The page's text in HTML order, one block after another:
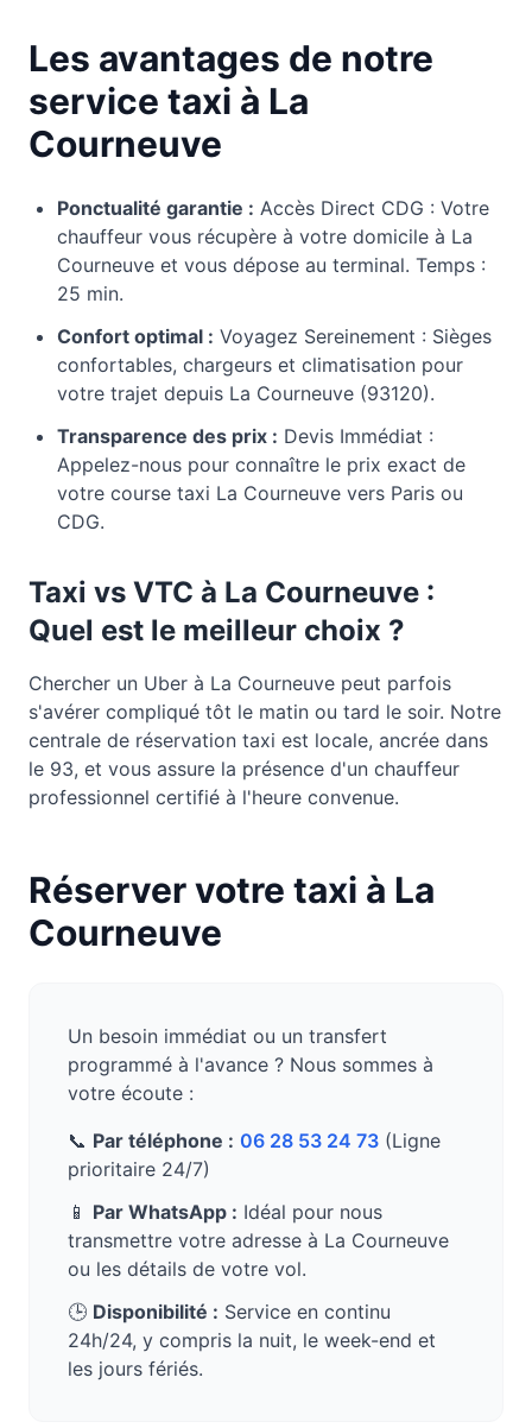
Les avantages de notre
service taxi à La
Courneuve
Ponctualité garantie : Accès Direct CDG : Votre
chauffeur vous récupère à votre domicile à La
Courneuve et vous dépose au terminal. Temps :
25 min.
Confort optimal : Voyagez Sereinement : Sièges
confortables, chargeurs et climatisation pour
votre trajet depuis La Courneuve (93120).
Transparence des prix : Devis Immédiat :
Appelez-nous pour connaître le prix exact de
votre course taxi La Courneuve vers Paris ou
CDG.
Taxi vs VTC à La Courneuve :
Quel est le meilleur choix ?
Chercher un Uber à La Courneuve peut parfois
s'avérer compliqué tôt le matin ou tard le soir. Notre
centrale de réservation taxi est locale, ancrée dans
le 93, et vous assure la présence d'un chauffeur
professionnel certifié à l'heure convenue.
Réserver votre taxi à La
Courneuve
Un besoin immédiat ou un transfert
programmé à l'avance ? Nous sommes à
votre écoute :
📞 Par téléphone : 06 28 53 24 73 (Ligne
prioritaire 24/7)
📱 Par WhatsApp : Idéal pour nous
transmettre votre adresse à La Courneuve
ou les détails de votre vol.
🕒 Disponibilité : Service en continu
24h/24, y compris la nuit, le week-end et
les jours fériés.